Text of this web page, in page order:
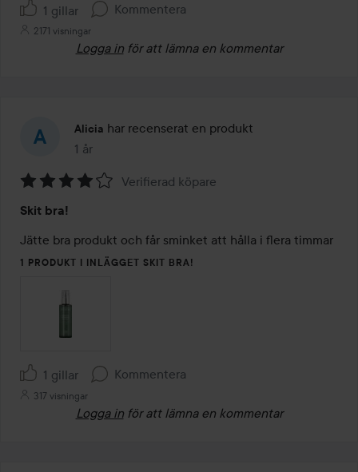
1 gillar Kommentera
2171 visningar
Logga in för att lämna en kommentar
Alicia har recenserat en produkt
1 år
Inlägget skapades 1 år
4
av
5
Verifierad köpare
Skit bra!
Jätte bra produkt och får sminket att hålla i flera timmar
1 PRODUKT I INLÄGGET SKIT BRA!
1 gillar Kommentera
317 visningar
Logga in för att lämna en kommentar